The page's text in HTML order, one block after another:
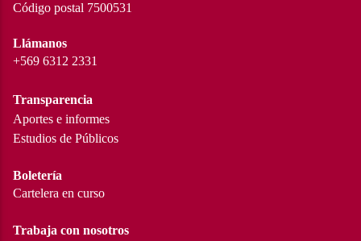
Código postal 7500531
Llámanos
+569 6312 2331
Transparencia
Aportes e informes
Estudios de Públicos
Boletería
Cartelera en curso
Trabaja con nosotros